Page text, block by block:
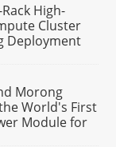
High-
Cluster
Deployment
Morong
World's First
Module for